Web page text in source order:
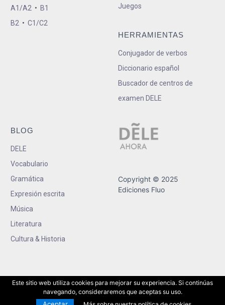
A1/A2 • B1
B2 • C1/C2
Juegos
HERRAMIENTAS
Conjugador de verbos
Diccionario español
Buscador de centros de
examen DELE
BLOG
DELE
Vocabulario
Gramática
Expresión escrita
Música
Literatura
Cultura & Historia
Copyright © 2025
Ediciones Fluo
Este sitio web utiliza cookies para mejorar su experiencia. Si continúas
navegando, consideraremos que aceptas su uso.